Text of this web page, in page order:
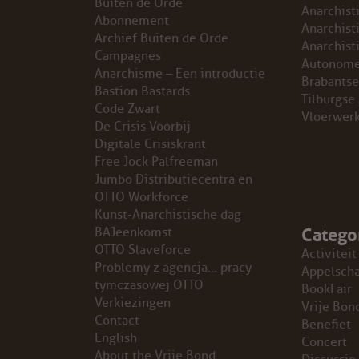
ANARCHISTISCHE GROEP A’DAM
ANARCHISTISCH COLLECTIEF ANTWERPEN
ANARCHISTISCH COLLECTIEF BRUGGE
VB AMSTERDAM
VRIJ COLLECTIEF KORTRIJK
LEUVENSE ANARCHISTISCHE GROEP
VB UTRECHT
Buiten de Orde
Abonnement
Archief Buiten de Orde
Campagnes
Anarchisme – Een introductie
Bastion Bastards
Code Zwart
De Crisis Voorbij
Digitale Crisiskrant
Free Jock Palfreeman
Jumbo Distributiecentra en
OTTO Workforce
Kunst-Anarchistische dag
BAJeenkomst
OTTO Slaveforce
Problemy z agencja… pracy
tymczasowej OTTO
Verkiezingen
Contact
English
Tilburgse
Activiteit
Appelscha
BookFair
Vrije
Benefiet
Concert